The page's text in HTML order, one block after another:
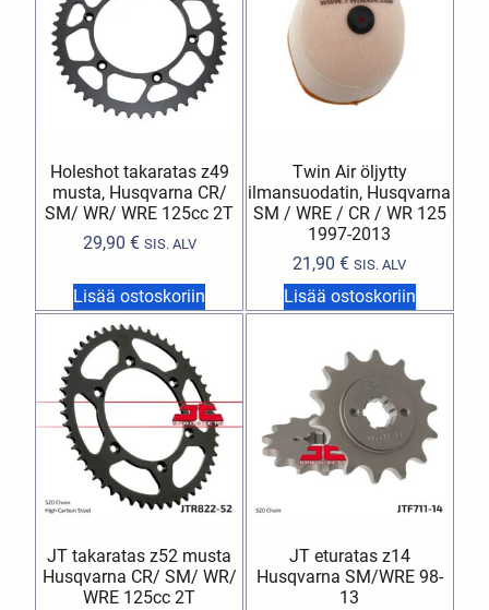
Holeshot takaratas z49
musta, Husqvarna CR/
SM/ WR/ WRE 125cc 2T
29,90 € SIS. ALV
Lisää ostoskoriin
Twin Air öljytty
ilmansuodatin, Husqvarna
SM / WRE / CR / WR 125
1997-2013
21,90€ SIS. ALV
Lisää ostoskoriin
JT takaratas z52 musta
Husqvarna CR/ SM/ WR/
WRE 125cc 2T
JT eturatas z14
Husqvarna SM/WRE 98-
13